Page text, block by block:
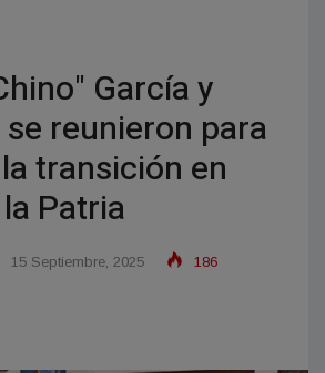
García y
reunieron para
transición en
Patria
15 Septiembre, 2025 186